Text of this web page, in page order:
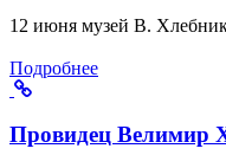
12 июня музей В.
Подробнее
Провидец Велимир